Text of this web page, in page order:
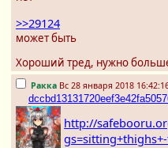
>>29124
может быть
Хороший тред, нужно
Ракка Вс 28 января 2018
http://